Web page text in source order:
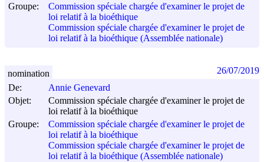
Groupe:
Commission spéciale chargée d'examiner le projet de
loi relatif à la bioéthique
Commission spéciale chargée d'examiner le projet de
loi relatif à la bioéthique (Assemblée nationale)
De:
Annie Genevard
Objet:
Commission spéciale chargée d'examiner le projet de
loi relatif à la bioéthique
Groupe:
Commission spéciale chargée d'examiner le projet de
loi relatif à la bioéthique
Commission spéciale chargée d'examiner le projet de
loi relatif à la bioéthique (Assemblée nationale)
nomination 26/07/2019